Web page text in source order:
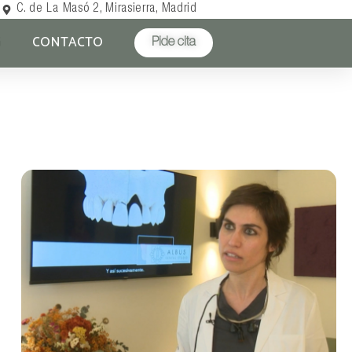
C. de La Masó 2, Mirasierra, Madrid
CONTACTO Pide cita